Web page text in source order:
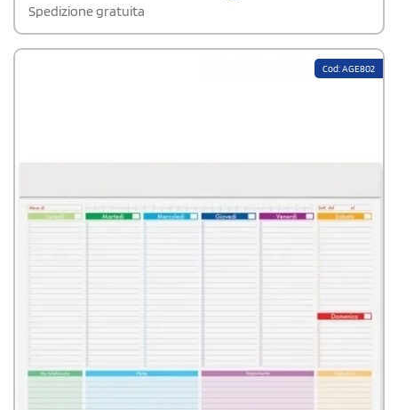
Spedizione gratuita
Cod: AGE802